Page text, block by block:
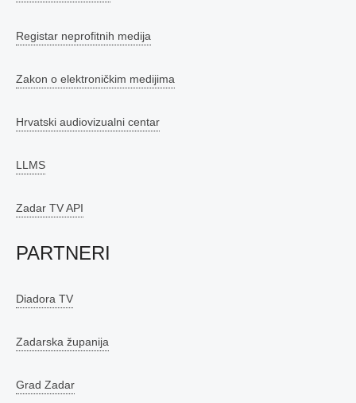
Registar neprofitnih medija
Zakon o elektroničkim medijima
Hrvatski audiovizualni centar
LLMS
Zadar TV API
PARTNERI
Diadora TV
Zadarska županija
Grad Zadar